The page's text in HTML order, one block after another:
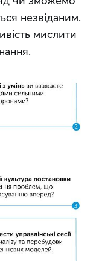
незвіданим.
мислити